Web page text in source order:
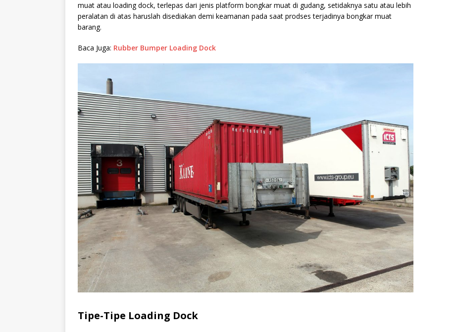
muat atau loading dock, terlepas dari jenis platform bongkar muat di gudang, setidaknya satu atau lebih
peralatan di atas haruslah disediakan demi keamanan pada saat prodses terjadinya bongkar muat
barang.
Baca Juga: Rubber Bumper Loading Dock
Tipe-Tipe Loading Dock